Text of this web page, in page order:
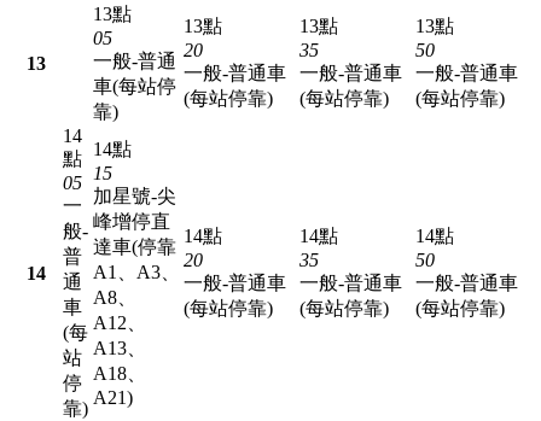
13
13點
05
一般-普通
車(每站停
靠)
13點
20
一般-普通車
(每站停靠)
13點
35
一般-普通車
(每站停靠)
13點
50
一般-普通車
(每站停靠)
14
14
點
05
一
般-
普
通
車
(每
站
停
靠)
14點
15
加星號-尖
峰增停直
達車(停靠
A1、A3、
A8、
A12、
A13、
A18、
A21)
14點
20
一般-普通車
(每站停靠)
14點
35
一般-普通車
(每站停靠)
14點
50
一般-普通車
(每站停靠)